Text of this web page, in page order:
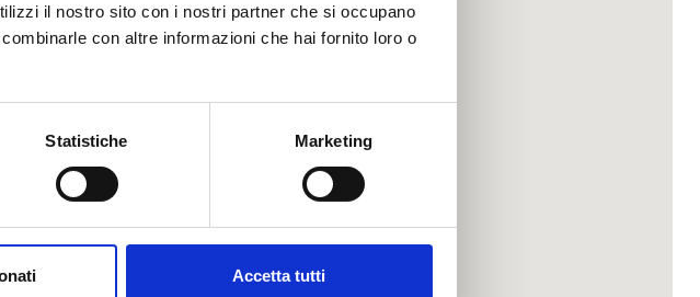
il nostro sito con i nostri partner che si occupano
con altre informazioni che hai fornito loro o
Statistiche Marketing
Accetta tutti
correctly.